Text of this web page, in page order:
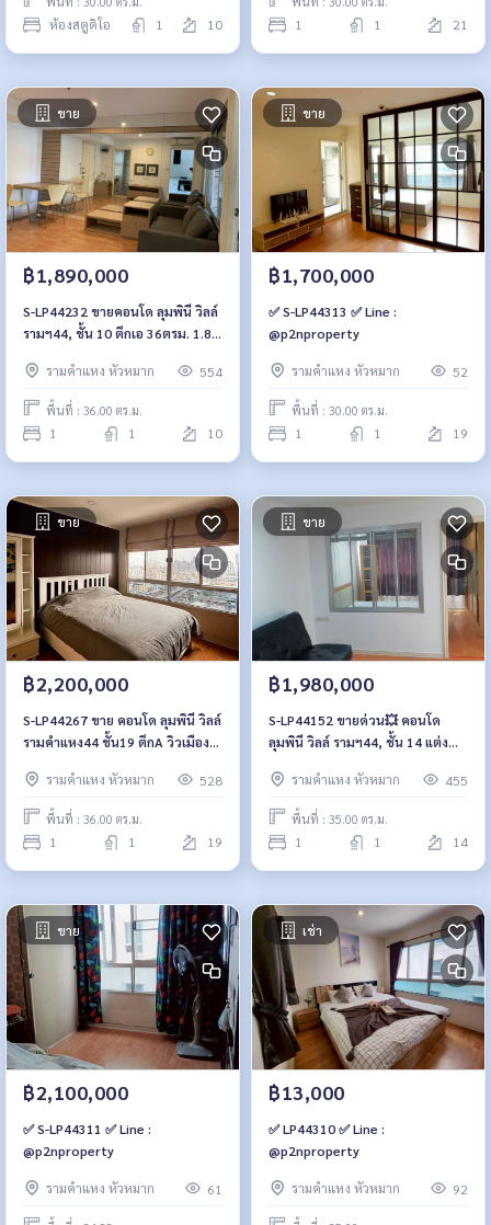
ห้องสตูดิโอ 1 10 1 1 21
ขาย
฿1,890,000
S-LP44232 ขายคอนโด ลุมพินี วิลล์
รามฯ44, ชั้น 10 ตึกเอ 36ตรม. 1.89
รามคำแหง หัวหมาก
554
พื้นที่ : 36.00 ตร.ม.
1 1 10
ขาย
฿1,700,000
✅ S-LP44313 ✅ Line :
@p2nproperty
รามคำแหง หัวหมาก 52
พื้นที่ : 30.00 ตร.ม.
1 1 19
ขาย
฿2,200,000
S-LP44267 ขาย คอนโด ลุมพินี วิลล์
รามคำแหง44 ชั้น19 ตึกA วิวเมือง
959-8900
รามคำแหง หัวหมาก 528
พื้นที่ : 36.00 ตร.ม.
1 1 19
ขาย
฿1,980,000
S-LP44152 ขายด่วน💥 คอนโด
ลุมพินี วิลล์ รามฯ44, ชั้น 14 แต่ง
8900รามคำแหง หัวหมาก 455
พื้นที่ : 35.00 ตร.ม.
1 1 14
ขาย
฿2,100,000
✅ S-LP44311 ✅ Line :
@p2nproperty
รามคำแหง หัวหมาก 61
เช่า
฿13,000
✅ LP44310 ✅ Line :
@p2nproperty
รามคำแหง หัวหมาก 92